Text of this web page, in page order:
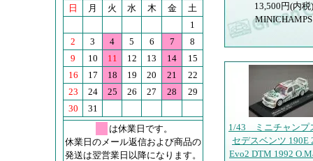
日
月 火 水 木 金
土
1
2
3 4 5 6 7
8
9
10 11 12 13 14
15
16
17 18 19 20 21
22
23
24 25 26 27 28
29
30
31
は休業日です。
休業日のメール返信および商品の
発送は翌営業日以降になります。
13,500円(内税)
MINICHAMPS
1/43 ミニチャンプ
セデスベンツ 190E
Evo2 DTM 1992